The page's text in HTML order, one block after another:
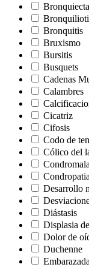
Bronquitis
Bruxismo
Bursitis
Busquets
Cadenas
Calambres
Cicatriz
Cifosis
Codo de
Cólico del
Condropatia
Desarrollo
Diástasis
Displasia
Dolor de
Duchenne